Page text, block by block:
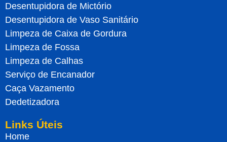
Desentupidora de Mictório
Desentupidora de Vaso Sanitário
Limpeza de Caixa de Gordura
Limpeza de Fossa
Limpeza de Calhas
Serviço de Encanador
Caça Vazamento
Dedetizadora
Links Úteis
Home